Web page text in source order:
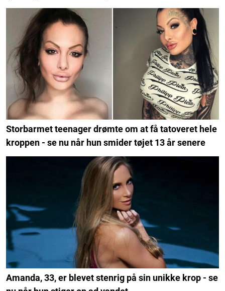
Storbarmet teenager drømte om at få tatoveret hele
kroppen - se nu når hun smider tøjet 13 år senere
Amanda, 33, er blevet stenrig på sin unikke krop - se